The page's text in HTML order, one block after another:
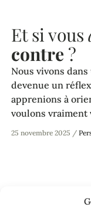
Et si vous
contre ?
25 novembre 2025 /
Nous vivons
devenue un
apprenions à
voulons vraiment